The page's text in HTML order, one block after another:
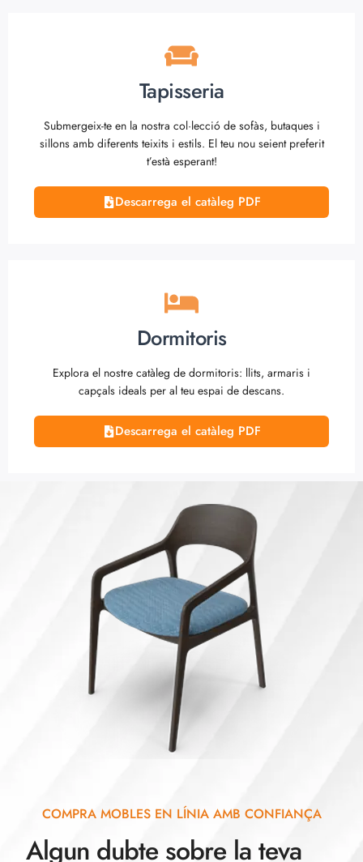
Tapisseria
Submergeix-te en la nostra col·lecció de sofàs, butaques i
sillons amb diferents teixits i estils. El teu nou seient preferit
t’està esperant!
Descarrega el catàleg PDF
Dormitoris
Explora el nostre catàleg de dormitoris: llits, armaris i
capçals ideals per al teu espai de descans.
Descarrega el catàleg PDF
COMPRA MOBLES EN LÍNIA AMB CONFIANÇA
Algun dubte sobre la teva